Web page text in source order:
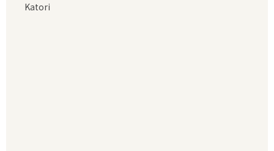
Katori